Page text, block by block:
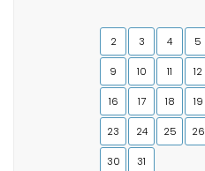
2 3 4 5
9 10 11 12
16 17 18 19
23 24 25 26
30 31